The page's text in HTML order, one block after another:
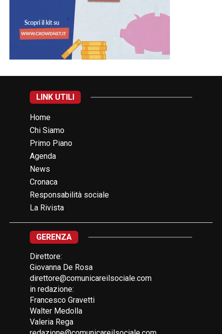
LINK UTILI
Home
Chi Siamo
Primo Piano
Agenda
News
Cronaca
Responsabilità sociale
La Rivista
GERENZA
Direttore:
Giovanna De Rosa
direttore@comunicareilsociale.com
in redazione:
Francesco Gravetti
Walter Medolla
Valeria Rega